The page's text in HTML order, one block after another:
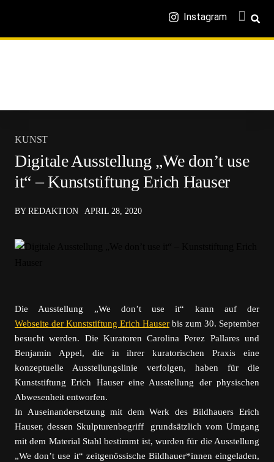
Instagram
KUNST
Digitale Ausstellung „We don’t use
it“ – Kunststiftung Erich Hauser
BY REDAKTION APRIL 28, 2020
Die Ausstellung „We don’t use it“ kann auf der
Webseite der Kunststiftung Erich Hauser bis zum 30. September
besucht werden. Die Kuratoren Carolina Perez Pallares und
Benjamin Appel, die in ihrer kuratorischen Praxis eine
konzeptuelle Ausstellungslinie verfolgen, haben für die
Kunststiftung Erich Hauser eine Ausstellung der physischen
Abwesenheit entworfen.
In Auseinandersetzung mit dem Werk des Bildhauers Erich
Hauser, dessen Skulpturenbegriff grundsätzlich vom Umgang
mit dem Material Stahl bestimmt ist, wurden für die Ausstellung
„We don’t use it“ zeitgenössische Bildhauer*innen eingeladen,